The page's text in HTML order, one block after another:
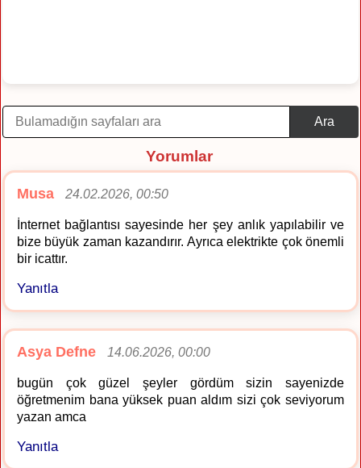
Ara
Yorumlar
Musa 24.02.2026, 00:50
İnternet bağlantısı sayesinde her şey anlık yapılabilir ve
bize büyük zaman kazandırır. Ayrıca elektrikte çok önemli
bir icattır.
Yanıtla
Asya Defne 14.06.2026, 00:00
bugün çok güzel şeyler gördüm sizin sayenizde
öğretmenim bana yüksek puan aldım sizi çok seviyorum
yazan amca
Yanıtla